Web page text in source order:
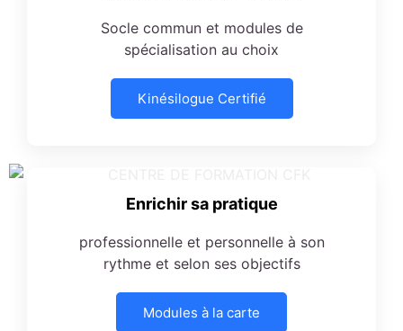
Socle commun et modules de
spécialisation au choix
Kinésilogue Certifié
Enrichir sa pratique
professionnelle et personnelle à son
rythme et selon ses objectifs
Modules à la carte